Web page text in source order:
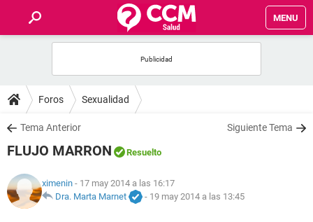
MENU
FOROS
SALUD
NUTRICIÓN
Foros Sexualidad
Tema Anterior Siguiente Tema
FLUJO MARRON Resuelto
ximenin - 17 may 2014 a las 16:17
Dra. Marta Marnet
- 19 may 2014 a las 13:45